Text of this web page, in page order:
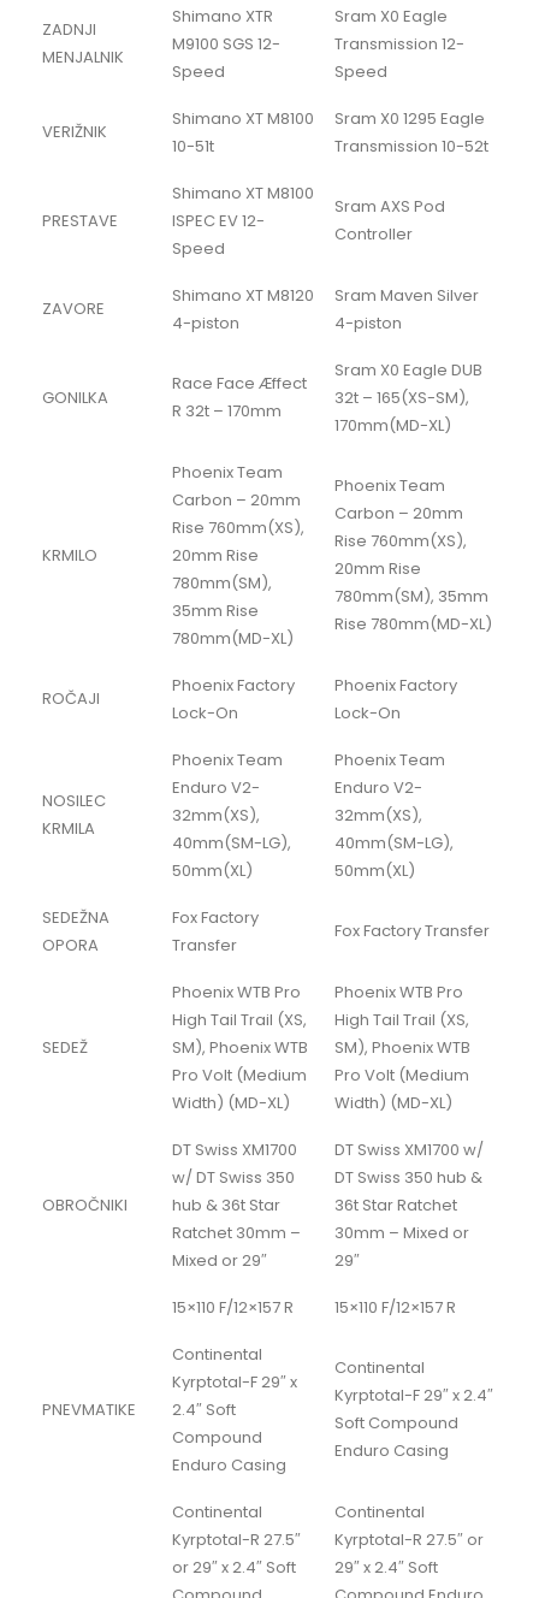
ZADNJI
MENJALNIK
Shimano XTR
M9100 SGS 12-
Speed
Sram X0 Eagle
Transmission 12-
Speed
VERIŽNIK
Shimano XT M8100
10-51t
Sram X0 1295 Eagle
Transmission 10-52t
PRESTAVE
Shimano XT M8100
ISPEC EV 12-
Speed
Sram AXS Pod
Controller
ZAVORE
Shimano XT M8120
4-piston
Sram Maven Silver
4-piston
GONILKA
Race Face Æffect
R 32t – 170mm
Sram X0 Eagle DUB
32t – 165(XS-SM),
170mm(MD-XL)
KRMILO
Phoenix Team
Carbon – 20mm
Rise 760mm(XS),
20mm Rise
780mm(SM),
35mm Rise
780mm(MD-XL)
Phoenix Team
Carbon – 20mm
Rise 760mm(XS),
20mm Rise
780mm(SM), 35mm
Rise 780mm(MD-XL)
ROČAJI
Phoenix Factory
Lock-On
Phoenix Factory
Lock-On
NOSILEC
KRMILA
Phoenix Team
Enduro V2-
32mm(XS),
40mm(SM-LG),
50mm(XL)
Phoenix Team
Enduro V2-
32mm(XS),
40mm(SM-LG),
50mm(XL)
SEDEŽNA
OPORA
Fox Factory
Transfer
Fox Factory Transfer
SEDEŽ
Phoenix WTB Pro
High Tail Trail (XS,
SM), Phoenix WTB
Pro Volt (Medium
Width) (MD-XL)
Phoenix WTB Pro
High Tail Trail (XS,
SM), Phoenix WTB
Pro Volt (Medium
Width) (MD-XL)
OBROČNIKI
DT Swiss XM1700
w/ DT Swiss 350
hub & 36t Star
Ratchet 30mm –
Mixed or 29″
DT Swiss XM1700 w/
DT Swiss 350 hub &
36t Star Ratchet
30mm – Mixed or
29″
15×110 F/12×157 R 15×110 F/12×157 R
PNEVMATIKE
Continental
Kyrptotal-F 29″ x
2.4″ Soft
Compound
Enduro Casing
Continental
Kyrptotal-F 29″ x 2.4″
Soft Compound
Enduro Casing
Continental
Kyrptotal-R 27.5″
or 29″ x 2.4″ Soft
Continental
Kyrptotal-R 27.5″ or
29″ x 2.4″ Soft